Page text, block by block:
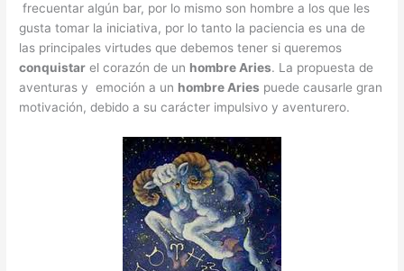
frecuentar algún bar, por lo mismo son hombre a los que les
gusta tomar la iniciativa, por lo tanto la paciencia es una de
las principales virtudes que debemos tener si queremos
conquistar el corazón de un hombre Aries. La propuesta de
aventuras y emoción a un hombre Aries puede causarle gran
motivación, debido a su carácter impulsivo y aventurero.